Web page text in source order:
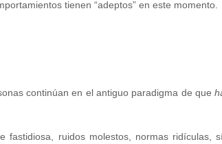
tienen “adeptos” en este momento.
continúan en el antiguo paradigma de que
fastidiosa, ruidos molestos, normas ridículas,